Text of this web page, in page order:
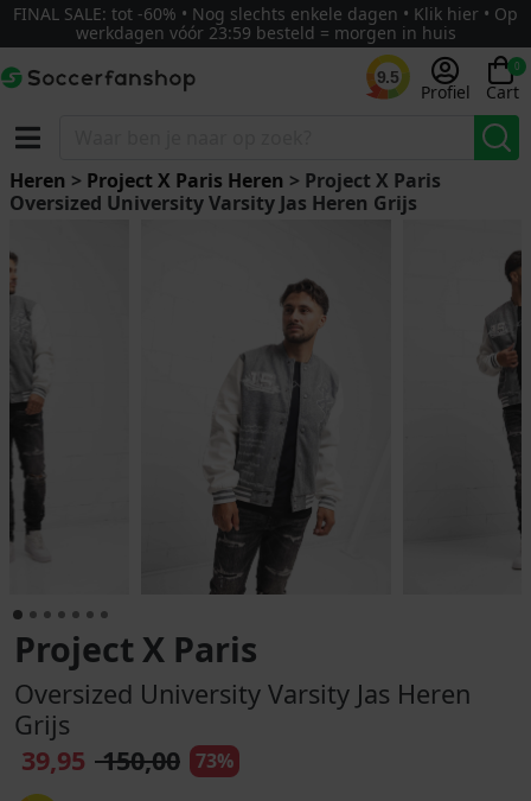
FINAL SALE: tot -60% • Nog slechts enkele dagen • Klik hier • Op
werkdagen vóór 23:59 besteld = morgen in huis
9.5
Profiel
0
Cart
Heren > Project X Paris Heren > Project X Paris
Oversized University Varsity Jas Heren Grijs
Project X Paris
Oversized University Varsity Jas Heren
Grijs
39,95 150,00 73%